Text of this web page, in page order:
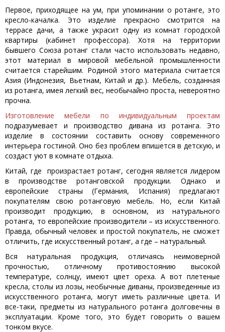
Первое, приходящее на ум, при упоминании о ротанге, это
кресло-качалка. Это изделие прекрасно смотрится на
террасе дачи, а также украсит одну из комнат городской
квартиры (кабинет профессора). Хотя на территории
бывшего Союза ротанг стали часто использовать недавно,
этот материал в мировой мебельной промышленности
считается старейшим. Родиной этого материала считается
Азия (Индонезия, Вьетнам, Китай и др.). Мебель, созданная
из ротанга, имея легкий вес, необычайно проста, невероятно
прочна.
Изготовление мебели по индивидуальным проектам
подразумевает и производство дивана из ротанга. Это
изделие в состоянии составить основу современного
интерьера гостиной. Оно без проблем впишется в детскую, и
создаст уют в комнате отдыха.
Китай, где произрастает ротанг, сегодня является лидером
в производстве ротанговской продукции. Однако и
европейские страны (Германия, Испания) предлагают
покупателям свою ротанговую мебель. Но, если Китай
производит продукцию, в основном, из натурального
ротанга, то европейские производители – из искусственного.
Правда, обычный человек и простой покупатель, не сможет
отличить, где искусственный ротанг, а где – натуральный.
Вся натуральная продукция, отличаясь неимоверной
прочностью, отличному противостоянию высокой
температуре, солнцу, имеют цвет ореха. А вот плетеные
кресла, столы из лозы, необычные диваны, произведенные из
искусственного ротанга, могут иметь различные цвета. И
все-таки, предметы из натурального ротанга долговечны в
эксплуатации. Кроме того, это будет говорить о вашем
тонком вкусе.